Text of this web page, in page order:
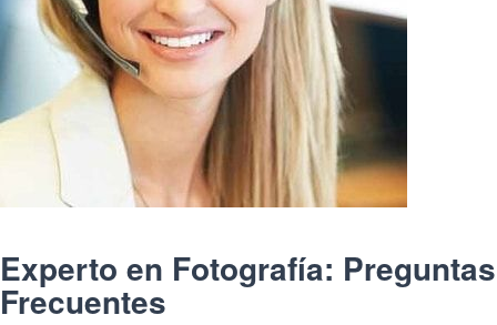
Experto en Fotografía: Preguntas
Frecuentes